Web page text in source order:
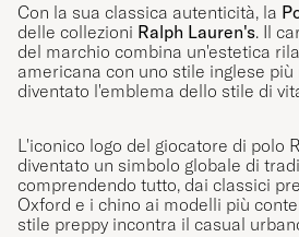
Con la sua classica autenticità, la
delle collezioni Ralph Lauren's. Il
del marchio combina un'estetica
americana con uno stile inglese
diventato l'emblema dello stile di
L'iconico logo del giocatore di polo
diventato un simbolo globale di
comprendendo tutto, dai classici
Oxford e i chino ai modelli più
stile preppy incontra il casual